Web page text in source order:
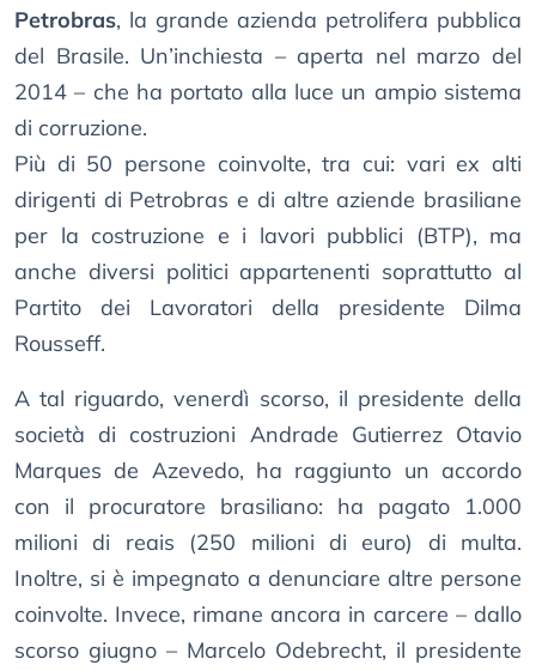
Petrobras, la grande azienda petrolifera pubblica
del Brasile. Un’inchiesta – aperta nel marzo del
2014 – che ha portato alla luce un ampio sistema
di corruzione.
Più di 50 persone coinvolte, tra cui: vari ex alti
dirigenti di Petrobras e di altre aziende brasiliane
per la costruzione e i lavori pubblici (BTP), ma
anche diversi politici appartenenti soprattutto al
Partito dei Lavoratori della presidente Dilma
Rousseff.
A tal riguardo, venerdì scorso, il presidente della
società di costruzioni Andrade Gutierrez Otavio
Marques de Azevedo, ha raggiunto un accordo
con il procuratore brasiliano: ha pagato 1.000
milioni di reais (250 milioni di euro) di multa.
Inoltre, si è impegnato a denunciare altre persone
coinvolte. Invece, rimane ancora in carcere – dallo
scorso giugno – Marcelo Odebrecht, il presidente